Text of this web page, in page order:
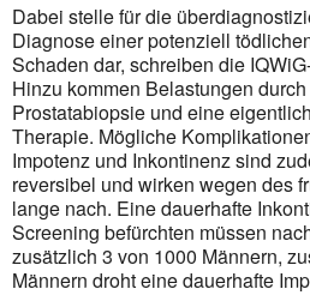
Dabei stelle für die
Diagnose einer potenziell
Schaden dar, schreiben die
Hinzu kommen Belastungen
Prostatabiopsie und eine
Therapie. Mögliche
Impotenz und Inkontinenz sind
reversibel und wirken wegen des
lange nach. Eine dauerhafte
Screening befürchten müssen
zusätzlich 3 von 1000 Männern,
Männern droht eine dauerhafte